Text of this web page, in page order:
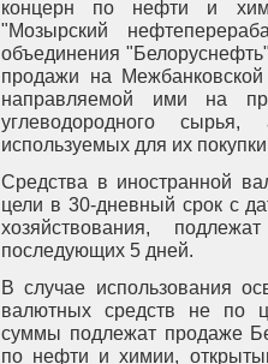
концерн по нефти и
"Мозырский
объединения
продажи на
направляемой ими на
углеводородного
используемых для их
Средства в иностранной
цели в 30-дневный срок с
хозяйствования,
последующих 5 дней.
В случае использования
валютных средств не по
суммы подлежат продаже
по нефти и химии,